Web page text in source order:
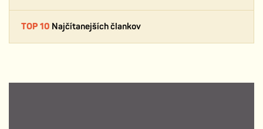
TOP 10 Najčítanejších člankov